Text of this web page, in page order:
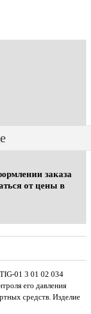
заказа
от цены в
01 3 01 02 034
его давления
средств. Изделие